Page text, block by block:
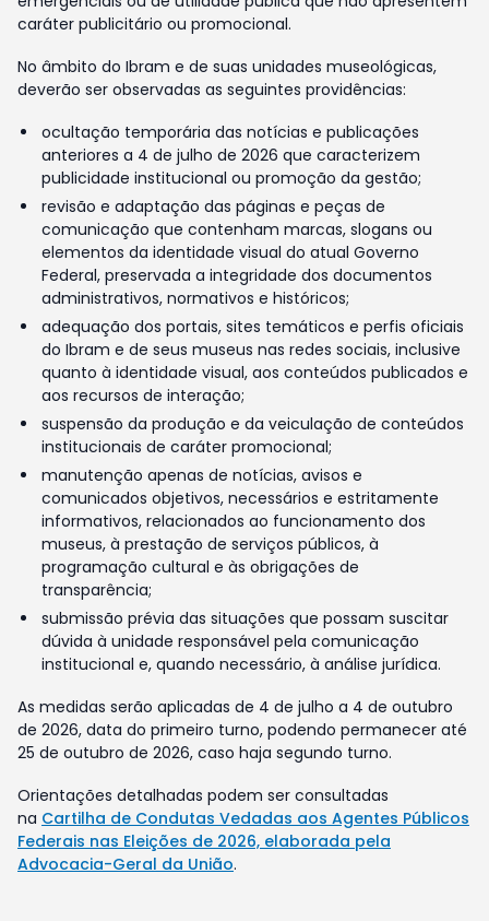
caráter publicitário ou promocional.
No âmbito do Ibram e de suas unidades museológicas,
deverão ser observadas as seguintes providências:
ocultação temporária das notícias e publicações
anteriores a 4 de julho de 2026 que caracterizem
publicidade institucional ou promoção da gestão;
revisão e adaptação das páginas e peças de
comunicação que contenham marcas, slogans ou
elementos da identidade visual do atual Governo
Federal, preservada a integridade dos documentos
administrativos, normativos e históricos;
adequação dos portais, sites temáticos e perfis oficiais
do Ibram e de seus museus nas redes sociais, inclusive
quanto à identidade visual, aos conteúdos publicados e
aos recursos de interação;
suspensão da produção e da veiculação de conteúdos
institucionais de caráter promocional;
manutenção apenas de notícias, avisos e
comunicados objetivos, necessários e estritamente
informativos, relacionados ao funcionamento dos
museus, à prestação de serviços públicos, à
programação cultural e às obrigações de
transparência;
submissão prévia das situações que possam suscitar
dúvida à unidade responsável pela comunicação
institucional e, quando necessário, à análise jurídica.
As medidas serão aplicadas de 4 de julho a 4 de outubro
de 2026, data do primeiro turno, podendo permanecer até
25 de outubro de 2026, caso haja segundo turno.
Orientações detalhadas podem ser consultadas
na Cartilha de Condutas Vedadas aos Agentes Públicos
Federais nas Eleições de 2026, elaborada pela
Advocacia-Geral da União.